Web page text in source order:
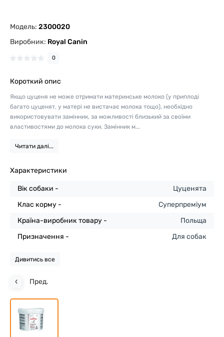
Модель: 2300020
Виробник: Royal Canin
0
Короткий опис
Якщо цуценя не може отримати материнське молоко (у приплоді
багато цуценят, у матері не вистачає молока тощо), необхідно
використовувати замінник, за можливості близький за своїми
властивостями до молока суки. Замінник м...
Читати далі...
Характеристики
Вік собаки -
Цуценята
Клас корму -
Суперпреміум
Країна-виробник товару -
Польща
Призначення -
Для собак
Дивитись все
Пред.